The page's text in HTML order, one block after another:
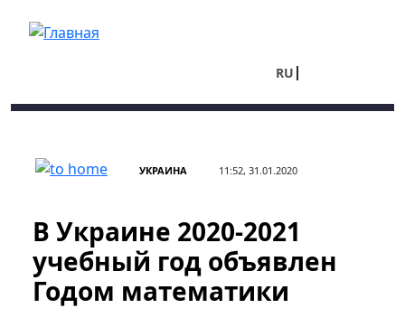
RU
УКРАИНА 11:52, 31.01.2020
В Украине 2020-2021
учебный год объявлен
Годом математики